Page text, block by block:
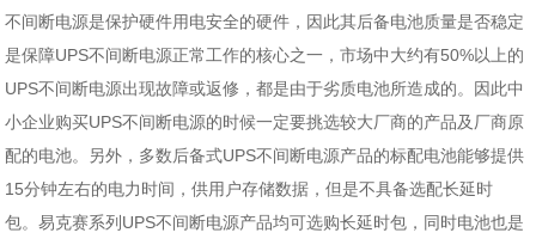
不间断电源是保护硬件用电安全的硬件，因此其后备电池质量是否稳定
是保障UPS不间断电源正常工作的核心之一，市场中大约有50%以上的
UPS不间断电源出现故障或返修，都是由于劣质电池所造成的。因此中
小企业购买UPS不间断电源的时候一定要挑选较大厂商的产品及厂商原
配的电池。另外，多数后备式UPS不间断电源产品的标配电池能够提供
15分钟左右的电力时间，供用户存储数据，但是不具备选配长延时
包。易克赛系列UPS不间断电源产品均可选购长延时包，同时电池也是